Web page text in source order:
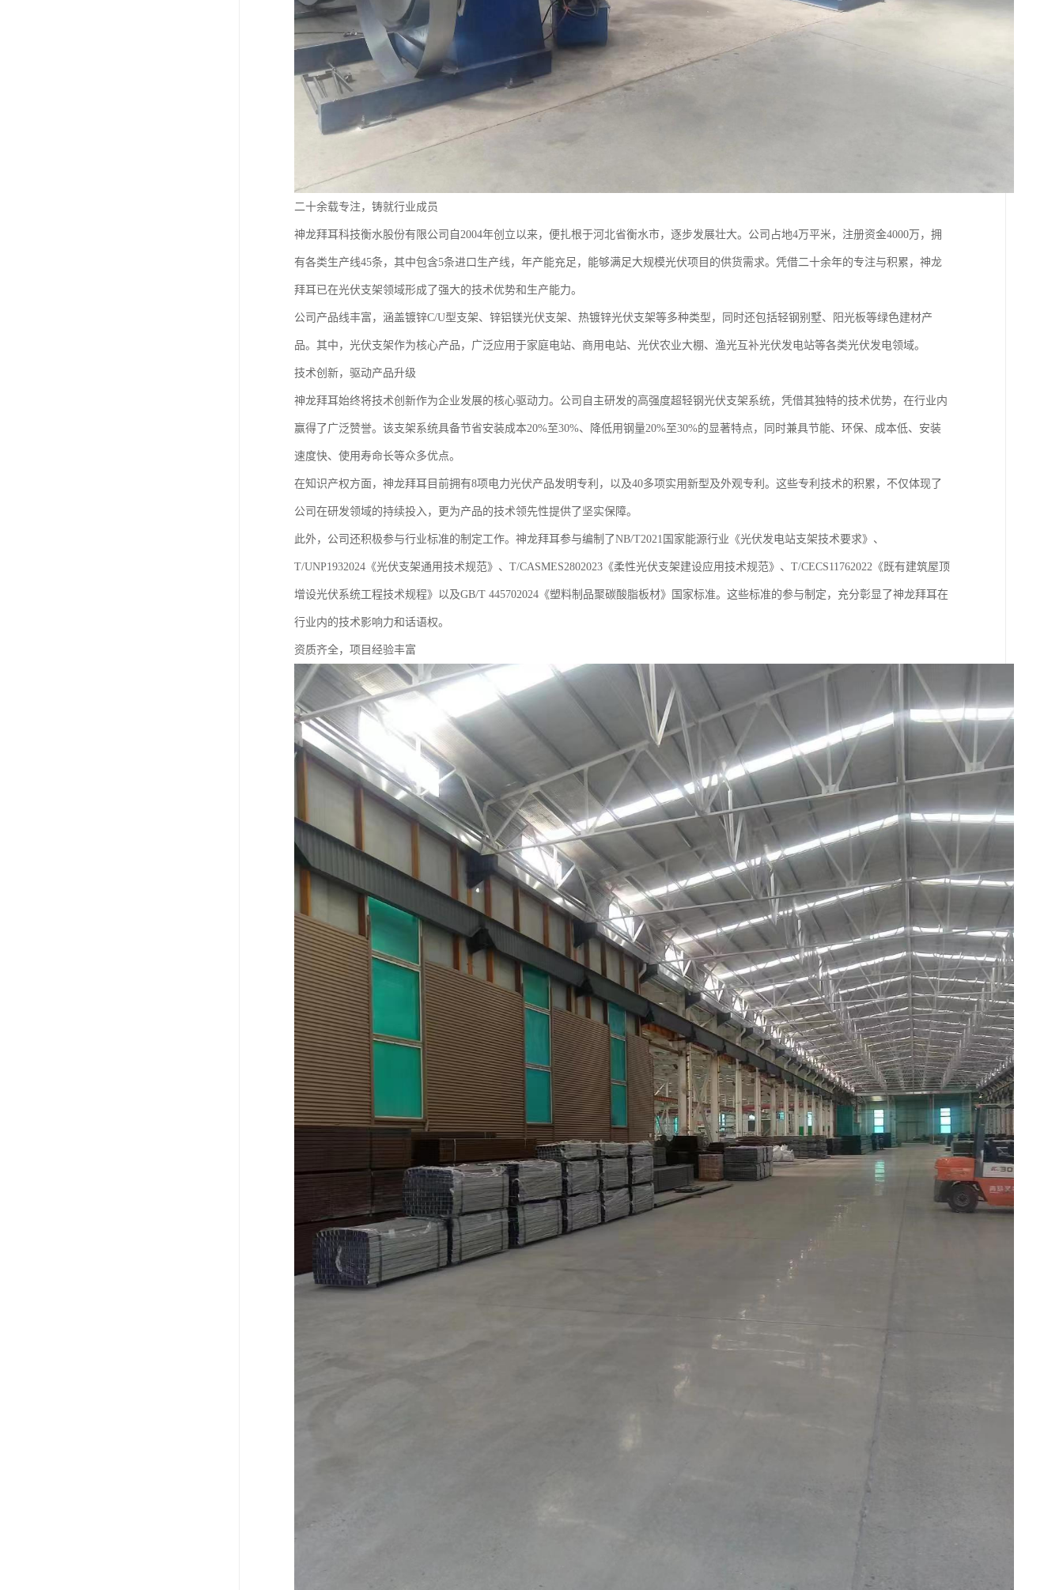
二十余载专注，铸就行业成员
神龙拜耳科技衡水股份有限公司自2004年创立以来，便扎根于河北省衡水市，逐步发展壮大。公司占地4万平米，注册资金4000万，拥
有各类生产线45条，其中包含5条进口生产线，年产能充足，能够满足大规模光伏项目的供货需求。凭借二十余年的专注与积累，神龙
拜耳已在光伏支架领域形成了强大的技术优势和生产能力。
公司产品线丰富，涵盖镀锌C/U型支架、锌铝镁光伏支架、热镀锌光伏支架等多种类型，同时还包括轻钢别墅、阳光板等绿色建材产
品。其中，光伏支架作为核心产品，广泛应用于家庭电站、商用电站、光伏农业大棚、渔光互补光伏发电站等各类光伏发电领域。
技术创新，驱动产品升级
神龙拜耳始终将技术创新作为企业发展的核心驱动力。公司自主研发的高强度超轻钢光伏支架系统，凭借其独特的技术优势，在行业内
赢得了广泛赞誉。该支架系统具备节省安装成本20%至30%、降低用钢量20%至30%的显著特点，同时兼具节能、环保、成本低、安装
速度快、使用寿命长等众多优点。
在知识产权方面，神龙拜耳目前拥有8项电力光伏产品发明专利，以及40多项实用新型及外观专利。这些专利技术的积累，不仅体现了
公司在研发领域的持续投入，更为产品的技术领先性提供了坚实保障。
此外，公司还积极参与行业标准的制定工作。神龙拜耳参与编制了NB/T2021国家能源行业《光伏发电站支架技术要求》、
T/UNP1932024《光伏支架通用技术规范》、T/CASMES2802023《柔性光伏支架建设应用技术规范》、T/CECS11762022《既有建筑屋顶
增设光伏系统工程技术规程》以及GB/T 445702024《塑料制品聚碳酸脂板材》国家标准。这些标准的参与制定，充分彰显了神龙拜耳在
行业内的技术影响力和话语权。
资质齐全，项目经验丰富